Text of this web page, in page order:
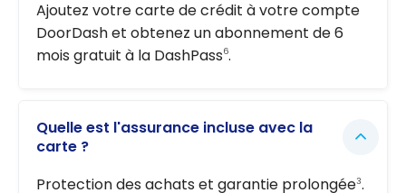
Ajoutez votre carte de crédit à votre compte
DoorDash et obtenez un abonnement de 6
mois gratuit à la DashPass6.
Quelle est l'assurance incluse avec la
carte ?
Protection des achats et garantie prolongée3.